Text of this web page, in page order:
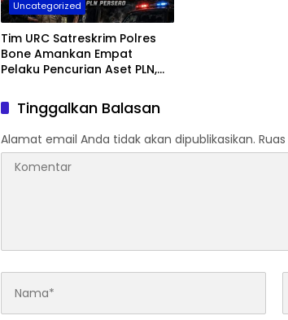
Uncategorized
Tim URC Satreskrim Polres
Bone Amankan Empat
Pelaku Pencurian Aset PLN,
MilyarTinggalkan Balasan
Alamat email Anda tidak akan dipublikasikan.